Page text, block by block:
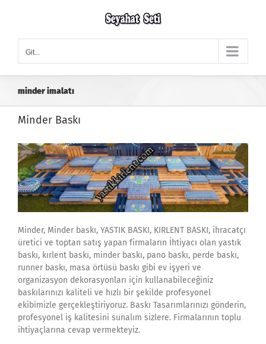
Git...
minder imalatı
Minder Baskı
Minder, Minder baskı, YASTIK BASKI, KIRLENT BASKI, ihracatçı
üretici ve toptan satış yapan firmaların İhtiyacı olan yastık
baskı, kırlent baskı, minder baskı, pano baskı, perde baskı,
runner baskı, masa örtüsü baskı gibi ev işyeri ve
organizasyon dekorasyonları için kullanabileceğiniz
baskılarınızı kaliteli ve hızlı bir şekilde profesyonel
ekibimizle gerçekleştiriyoruz. Baskı Tasarımlarınızı gönderin,
profesyonel iş kalitesini sunalım sizlere. Firmalarının toplu
ihtiyaçlarına cevap vermekteyiz.